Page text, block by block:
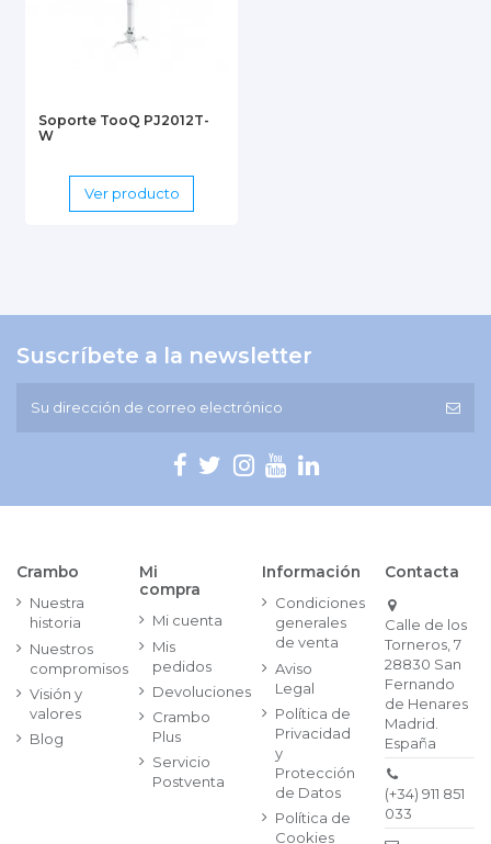
Soporte TooQ PJ2012T-
W
Ver producto
Suscríbete a la newsletter
Crambo
Nuestra
historia
Nuestros
compromisos
Visión y
valores
Blog
Mi
compra
Mi cuenta
Mis
pedidos
Devoluciones
Crambo
Plus
Servicio
Postventa
Información
Condiciones
generales
de venta
Aviso
Legal
Política de
Privacidad
y
Protección
de Datos
Política de
Cookies
Contacta
Calle de los
Torneros, 7
28830 San
Fernando
de Henares
Madrid.
España
(+34) 911 851
033